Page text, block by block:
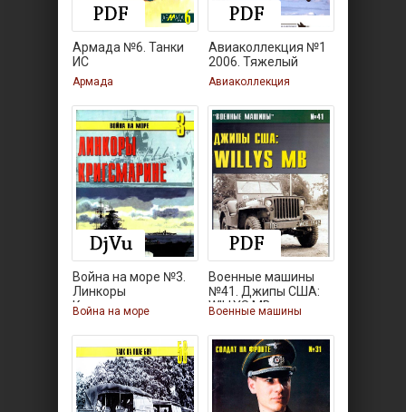
Армада №6. Танки
ИС
Армада
Авиаколлекция №1
2006. Тяжелый
Авиаколлекция
Война на море №3.
Линкоры
Кригсмарине
Война на море
Военные машины
№41. Джипы США:
WILLYS MB
Военные машины